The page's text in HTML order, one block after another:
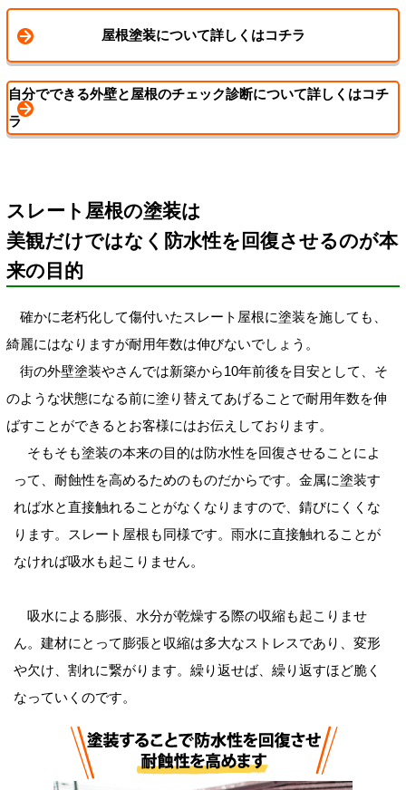
屋根塗装について詳しくはコチラ
自分でできる外壁と屋根のチェック診断について詳しくはコチ
ラ
スレート屋根の塗装は
美観だけではなく防水性を回復させるのが本
来の目的
確かに老朽化して傷付いたスレート屋根に塗装を施しても、
綺麗にはなりますが耐用年数は伸びないでしょう。
街の外壁塗装やさんでは新築から10年前後を目安として、そ
のような状態になる前に塗り替えてあげることで耐用年数を伸
ばすことができるとお客様にはお伝えしております。
そもそも塗装の本来の目的は防水性を回復させることによ
って、耐蝕性を高めるためのものだからです。金属に塗装す
れば水と直接触れることがなくなりますので、錆びにくくな
ります。スレート屋根も同様です。雨水に直接触れることが
なければ吸水も起こりません。
吸水による膨張、水分が乾燥する際の収縮も起こりませ
ん。建材にとって膨張と収縮は多大なストレスであり、変形
や欠け、割れに繋がります。繰り返せば、繰り返すほど脆く
なっていくのです。